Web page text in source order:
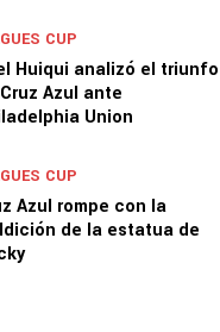
CUP
Huiqui analizó el triunfo
Azul ante
Union
CUP
Azul rompe con la
de la estatua de